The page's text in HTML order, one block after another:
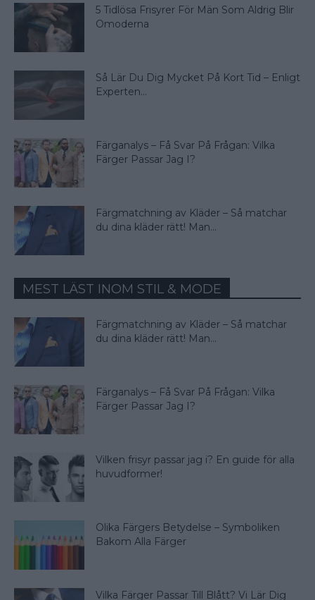
5 Tidlösa Frisyrer För Män Som Aldrig Blir
Omoderna
Så Lär Du Dig Mycket På Kort Tid – Enligt
Experten...
Färganalys – Få Svar På Frågan: Vilka
Färger Passar Jag I?
Färgmatchning av Kläder – Så matchar
du dina kläder rätt! Man...
MEST LÄST INOM STIL & MODE
Färgmatchning av Kläder – Så matchar
du dina kläder rätt! Man...
Färganalys – Få Svar På Frågan: Vilka
Färger Passar Jag I?
Vilken frisyr passar jag i? En guide för alla
huvudformer!
Olika Färgers Betydelse – Symboliken
Bakom Alla Färger
Vilka Färger Passar Till Blått? Vi Lär Dig